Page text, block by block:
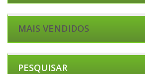
MAIS VENDIDOS
PESQUISAR